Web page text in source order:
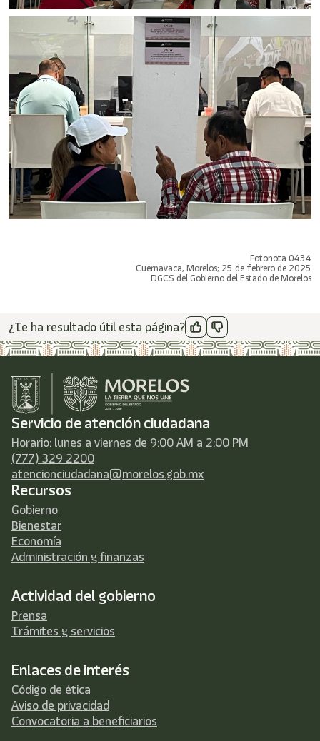
Fotonota 0434
Cuernavaca, Morelos; 25 de febrero de 2025
DGCS del Gobierno del Estado de Morelos
¿Te ha resultado útil esta página?
Servicio de atención ciudadana
Horario: lunes a viernes de 9:00 AM a 2:00 PM
(777) 329 2200
atencionciudadana@morelos.gob.mx
Recursos
Gobierno
Bienestar
Economía
Administración y finanzas
Actividad del gobierno
Prensa
Trámites y servicios
Enlaces de interés
Código de ética
Aviso de privacidad
Convocatoria a beneficiarios